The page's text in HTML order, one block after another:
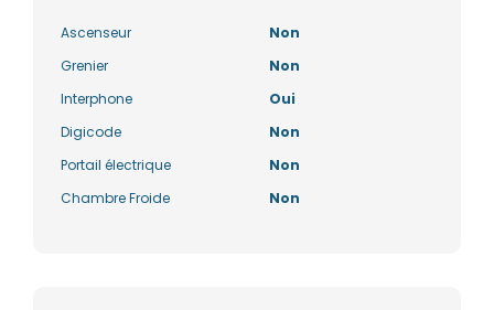
Ascenseur
Non
Grenier
Non
Interphone
Oui
Digicode
Non
Portail électrique
Non
Chambre Froide
Non